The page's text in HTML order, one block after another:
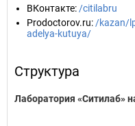
ВКонтакте: /citilabru
Prodoctorov.ru: /kazan/
adelya-kutuya/
Структура
Лаборатория «Ситилаб»